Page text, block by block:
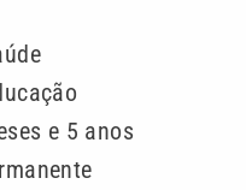
e 5 anos